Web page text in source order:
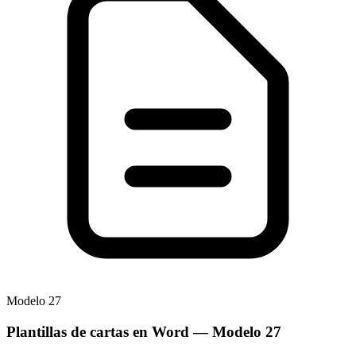
Modelo 27
Plantillas de cartas en Word — Modelo 27